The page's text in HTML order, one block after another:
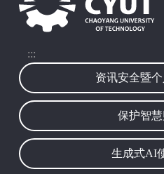
:::
资讯安全暨
保护智
生成式AI